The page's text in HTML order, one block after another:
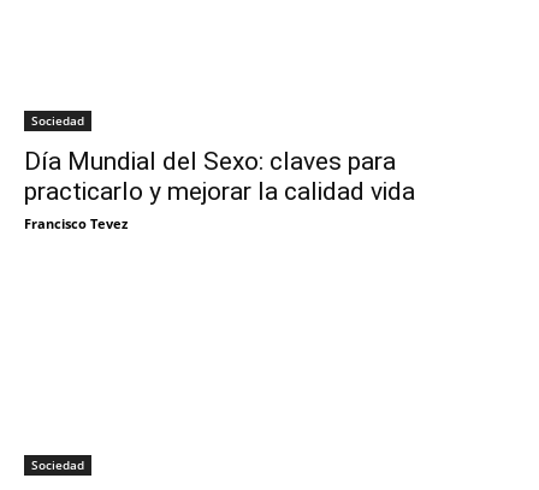
Sociedad
Día Mundial del Sexo: claves para
practicarlo y mejorar la calidad vida
Francisco Tevez
Sociedad